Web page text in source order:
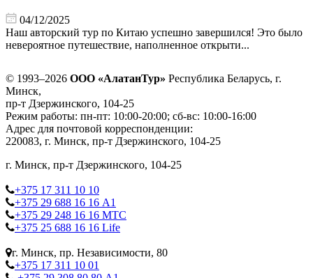
04/12/2025
Наш авторский тур по Китаю успешно завершился! Это было
невероятное путешествие, наполненное открыти...
© 1993–2026 ООО «АлатанТур» Республика Беларусь, г.
Минск,
пр-т Дзержинского, 104-25
Режим работы: пн-пт: 10:00-20:00; сб-вс: 10:00-16:00
Адрес для почтовой корреспонденции:
220083, г. Минск, пр-т Дзержинского, 104-25
г. Минск, пр-т Дзержинского, 104-25
+375 17 311 10 10
+375 29 688 16 16 А1
+375 29 248 16 16 МТС
+375 25 688 16 16 Life
г. Минск, пр. Независимости, 80
+375 17 311 10 01